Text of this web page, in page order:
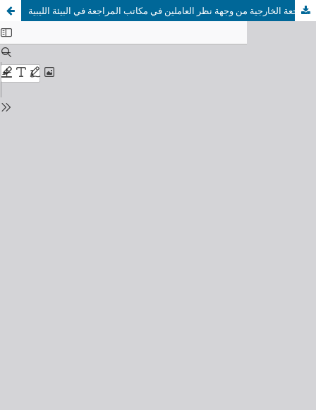
العوامل التي تساعد على جودة خدمات المراجعة الخارجية من وجهة نظر العاملين في مكاتب المراجعة في البيئة الليبية